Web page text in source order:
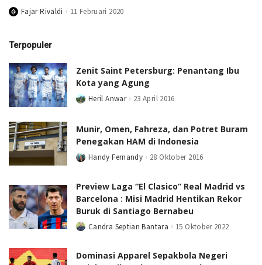
PostedFajar Rivaldi 11 Februari 2020
Terpopuler
Zenit Saint Petersburg: Penantang Ibu
Kota yang Agung
PostedHeril Anwar 23 April 2016
Munir, Omen, Fahreza, dan Potret Buram
Penegakan HAM di Indonesia
PostedHandy Fernandy 28 Oktober 2016
Preview Laga “El Clasico” Real Madrid vs
Barcelona : Misi Madrid Hentikan Rekor
Buruk di Santiago Bernabeu
PostedCandra Septian Bantara 15 Oktober 2022
Dominasi Apparel Sepakbola Negeri